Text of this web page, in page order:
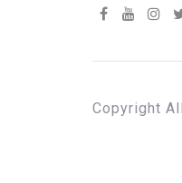
Copyright